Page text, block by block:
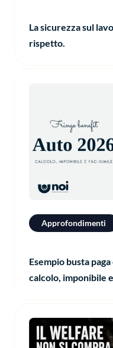
La sicurezza sul
rispetto.
Approfondimenti
Esempio busta
calcolo, imponibile